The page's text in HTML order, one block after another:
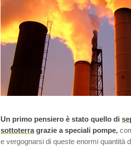
Un primo pensiero è stato quello di
sottoterragrazie a speciali pompe,
e vergognarsi di queste enormi quantità